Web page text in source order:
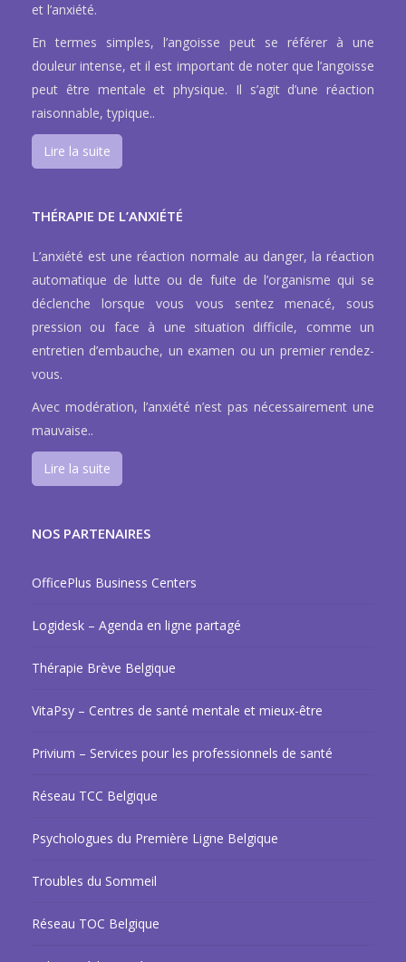
et l’anxiété.
En termes simples, l’angoisse peut se référer à une
douleur intense, et il est important de noter que l’angoisse
peut être mentale et physique. Il s’agit d’une réaction
raisonnable, typique..
Lire la suite
THÉRAPIE DE L’ANXIÉTÉ
L’anxiété est une réaction normale au danger, la réaction
automatique de lutte ou de fuite de l’organisme qui se
déclenche lorsque vous vous sentez menacé, sous
pression ou face à une situation difficile, comme un
entretien d’embauche, un examen ou un premier rendez-
vous.
Avec modération, l’anxiété n’est pas nécessairement une
mauvaise..
Lire la suite
NOS PARTENAIRES
OfficePlus Business Centers
Logidesk – Agenda en ligne partagé
Thérapie Brève Belgique
VitaPsy – Centres de santé mentale et mieux-être
Privium – Services pour les professionnels de santé
Réseau TCC Belgique
Psychologues du Première Ligne Belgique
Troubles du Sommeil
Réseau TOC Belgique